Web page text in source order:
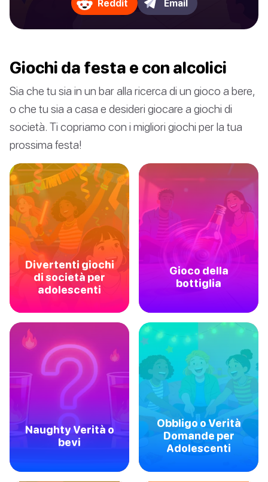
Reddit Email
Giochi da festa e con alcolici
Sia che tu sia in un bar alla ricerca di un gioco a bere,
o che tu sia a casa e desideri giocare a giochi di
società. Ti copriamo con i migliori giochi per la tua
prossima festa!
Divertenti giochi
di società per
adolescenti
Gioco della
bottiglia
Naughty Verità o
bevi
Obbligo o Verità
Domande per
Adolescenti